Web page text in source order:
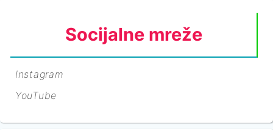
Socijalne mreže
Instagram
YouTube